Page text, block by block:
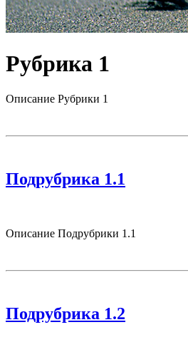
Рубрика 1
Описание Рубрики 1
Подрубрика 1.1
Описание Подрубрики 1.1
Подрубрика 1.2